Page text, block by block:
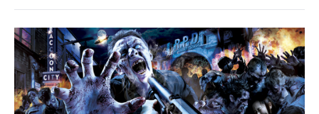
好きが集まる 比べて選べる
ビジネスと働き方のヒント